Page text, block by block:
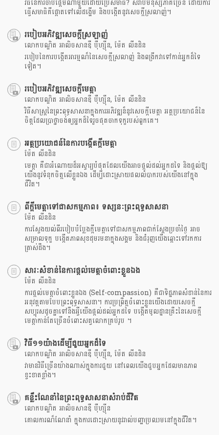
វិធីនៃការចាប់ផ្តើមណាមួយដោយប្រើសមាធិ? សំរាប់មនុស្សភាគច្រើន ដោយការ
ធ្វើសមាធិគឺផ្តោតទៅលើដង្ហើម និងបង្កើតនូវសេចក្តីស្រលាញ់។
របៀបអភិវឌ្ឍសេចក្តីស្រឡាញ់
លោកបណ្ឌិត អាលិចសានឌឺ បុឺហ្សុីន, ម៉ែត លីនដិន
របៀបនៃការបង្កើតអារម្មណ៏នៃសេចក្តីស្រលាញ់ និងពង្រីកវាទៅកាន់អ្នកដ៏ទៃ
ទៀត។
របៀបអភិវឌ្ឍសេចក្តីមេត្តា
លោកបណ្ឌិត អាលិចសានឌឺ បុឺហ្សុីន, ម៉ែត លីនដិន
វិធីសាស្រ្តនៃព្រះពុទ្ធសាសនាក្នុងការអភិវឌ្ឍន៏នូវសេចក្តីមេត្តា អត្ថប្រយោជន៏នៃ
ចិត្តដែលប្រាថ្នាចង់ឲ្យអ្នកដ៏ទៃរួចផុតចាកទុក្ខរបស់ពួកគេ។
អត្ថប្រយោជន៍នៃការបង្កើតក្ដីមេត្តា
ម៉ែត លីនដិន
មេត្តា គឺជាអំណោយដ៏អស្ចារ្យបំផុតដែលយើងអាចផ្តល់ដល់អ្នកដទៃ និងផ្តល់ឱ្យ
យើងនូវទំនុកចិត្តលើខ្លួនឯង ដើម្បីដោះស្រាយផលលំបាករបស់យើងនៅក្នុង
ជីវិត។
ពីក្ដីមេត្តាទៅជាសកម្មភាព៖ ទស្សនៈព្រះពុទ្ធសាសនា
ម៉ែត លីនដិន
ការស្វែងយល់ពីរបៀបបំប្លែងក្ដីមេត្តាទៅជាសកម្មភាពជាក់ស្តែងប្រចាំថ្ងៃ អាច
សម្រាលទុក្ខ បង្កើតភាពសុខដុមរមនាក្នុងសង្គម និងជំរុញយើងឆ្ពោះទៅរកការ
ត្រាស់ដឹង។
សារៈសំខាន់នៃការផ្តល់មេត្តាចំពោះខ្លួនឯង​
ម៉ែត លីនដិន
ការផ្តល់មេត្តាចំពោះខ្លួនឯង (Self-compassion) គឺជាទិដ្ឋភាពសំខាន់នៃការ
អនុវត្តតាមបែបព្រះពុទ្ធសាសនា។ ការប្រព្រឹត្តចំពោះខ្លួនយើងដោយសេចក្តី
សប្បុរសដូចគ្នាទៅនឹងអ្វីយើងផ្តល់ដល់អ្នកដទៃ បង្កើត​មូលដ្ឋានគ្រឹះនៃសេចក្តី
មេត្តាកាន់តែច្រើនចំពោះសត្វលោកគ្រប់រូប ។
វិធី១១យ៉ាងដើម្បីជួយអ្នកដ៏ទៃ
លោកបណ្ឌិត អាលិចសានឌឺ បុឺហ្សុីន, ម៉ែត លីនដិន
វាមានវិធីច្រើនយ៉ាងណាស់ក្នុងការជួយ នៅពេលយើងជួបអ្នកដែលមានភាព
ខ្វះខាតខ្លាំង។
គន្លឹះណែនាំនៃព្រះពុទ្ធសាសនាសំរាប់ជីវិត
លោកបណ្ឌិត អាលិចសានឌឺ បុឺហ្សុីន
គោលការណ៏ណែនាំ ក្នុងការដោះស្រាយនូវរាល់បញ្ហាប្រឈមនៅក្នុងជីវិត។